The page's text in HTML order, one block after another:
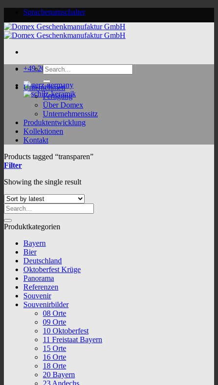
content
Sprachenumschalter
+49 2624 9188 0
Search
for:
Unternehmen
Fertigung
Über Domex
Unternehmenssitz
Produktentwicklung
Kollektionen
Kontakt
Products tagged “transparen”
Filter
Showing the single result
Search
for:
Produktkategorien
Bayern
Bier
Deutschland
Oktoberfest Krüge
Panorama
Referenzen
Souvenir
Souvenirbilder
08 Orte
09 Orte
10 Oktoberfest
11 Freistaat Bayern
15 Orte
16 Orte
18 Orte
20 Bayern
23 Andechs